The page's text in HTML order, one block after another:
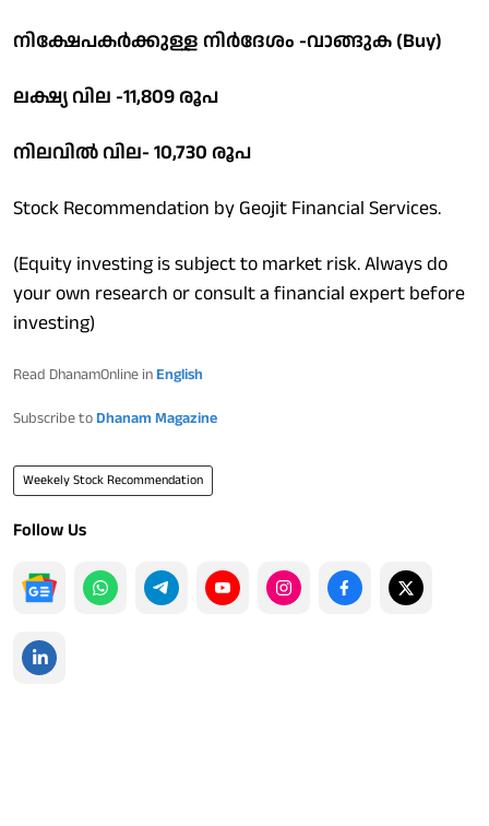
നിക്ഷേപകര്‍ക്കുള്ള നിര്‍ദേശം -വാങ്ങുക (Buy)
ലക്ഷ്യ വില -11,809 രൂപ
നിലവില്‍ വില- 10,730 രൂപ
Stock Recommendation by Geojit Financial Services.
(Equity investing is subject to market risk. Always do
your own research or consult a financial expert before
investing)
Read DhanamOnline in English
Subscribe to Dhanam Magazine
Weekely Stock Recommendation
Follow Us